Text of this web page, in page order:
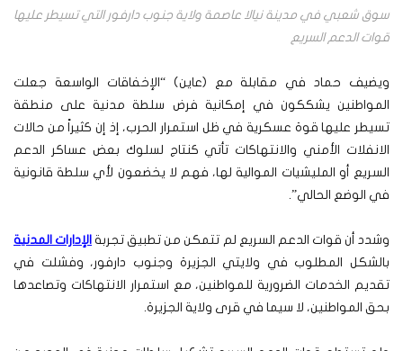
سوق شعبي في مدينة نيالا عاصمة ولاية جنوب دارفور التي تسيطر عليها
قوات الدعم السريع
ويضيف حماد في مقابلة مع (عاين) “الإخفاقات الواسعة جعلت
المواطنين يشككون في إمكانية فرض سلطة مدنية على منطقة
تسيطر عليها قوة عسكرية في ظل استمرار الحرب، إذ إن كثيراً من حالات
الانفلات الأمني والانتهاكات تأتي كنتاج لسلوك بعض عساكر الدعم
السريع أو المليشيات الموالية لها، فهم لا يخضعون لأي سلطة قانونية
في الوضع الحالي”.
وشدد أن قوات الدعم السريع لم تتمكن من تطبيق تجربة الإدارات المدنية
بالشكل المطلوب في ولايتي الجزيرة وجنوب دارفور، وفشلت في
تقديم الخدمات الضرورية للمواطنين، مع استمرار الانتهاكات وتصاعدها
بحق المواطنين، لا سيما في قرى ولاية الجزيرة.